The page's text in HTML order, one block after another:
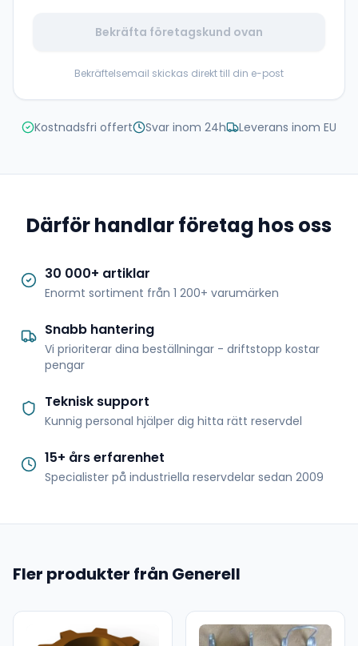
Bekräfta företagskund ovan
Bekräftelsemail skickas direkt till din e-post
Kostnadsfri offert Svar inom 24h Leverans inom EU
Därför handlar företag hos oss
30 000+ artiklar
Enormt sortiment från 1 200+ varumärken
Snabb hantering
Vi prioriterar dina beställningar - driftstopp kostar
pengar
Teknisk support
Kunnig personal hjälper dig hitta rätt reservdel
15+ års erfarenhet
Specialister på industriella reservdelar sedan 2009
Fler produkter från Generell